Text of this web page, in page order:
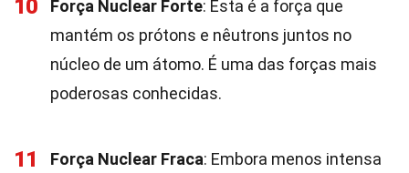
10 Força Nuclear Forte: Esta é a força que
mantém os prótons e nêutrons juntos no
núcleo de um átomo. É uma das forças mais
poderosas conhecidas.
11 Força Nuclear Fraca: Embora menos intensa